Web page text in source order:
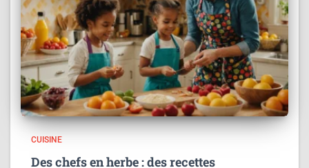
CUISINE
Des chefs en herbe : des recettes